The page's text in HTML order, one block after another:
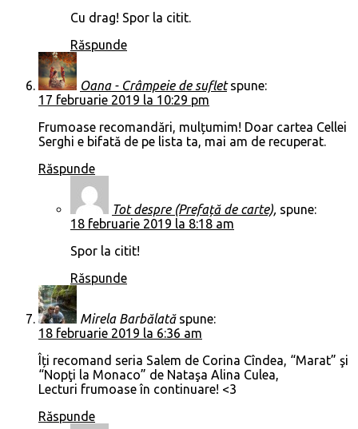
Cu drag! Spor la citit.
Răspunde
Oana - Crâmpeie de suflet spune:
17 februarie 2019 la 10:29 pm
Frumoase recomandări, mulțumim! Doar cartea Cellei
Serghi e bifată de pe lista ta, mai am de recuperat.
Răspunde
Tot despre (Prefață de carte), spune:
18 februarie 2019 la 8:18 am
Spor la citit!
Răspunde
Mirela Barbălată spune:
18 februarie 2019 la 6:36 am
Îți recomand seria Salem de Corina Cîndea, “Marat” şi
“Nopţi la Monaco” de Nataşa Alina Culea,
Lecturi frumoase în continuare! <3
Răspunde